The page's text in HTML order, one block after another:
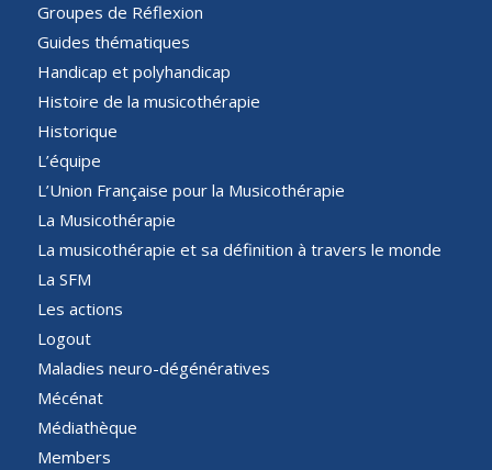
Groupes de Réflexion
Guides thématiques
Handicap et polyhandicap
Histoire de la musicothérapie
Historique
L’équipe
L’Union Française pour la Musicothérapie
La Musicothérapie
La musicothérapie et sa définition à travers le monde
La SFM
Les actions
Logout
Maladies neuro-dégénératives
Mécénat
Médiathèque
Members